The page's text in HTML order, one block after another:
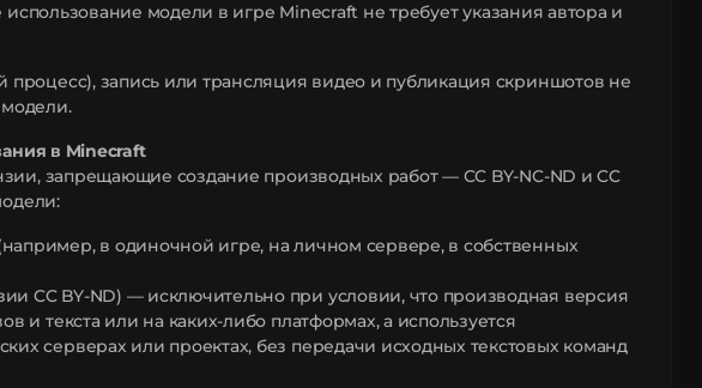
модели в игре Minecraft не требует указания автора и
запись или трансляция видео и публикация скриншотов не
в Minecraft
запрещающие создание производных работ — CC BY-NC-ND и CC
в одиночной игре, на личном сервере, в собственных
CC BY-ND) — исключительно при условии, что производная версия
и текста или на каких-либо платформах, а используется
серверах или проектах, без передачи исходных текстовых команд